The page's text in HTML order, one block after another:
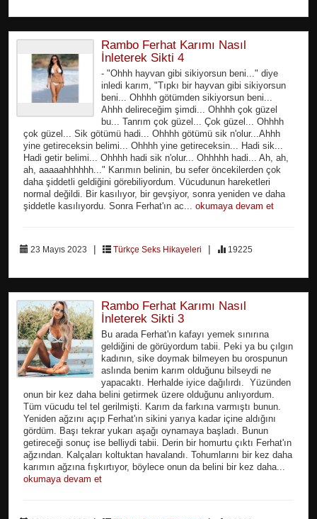
Rambo Ferhat Karımı Nasıl
İnleterek Sikti 4
- "Ohhh hayvan gibi sikiyorsun beni..." diye
inledi karım, "Tıpkı bir hayvan gibi sikiyorsun
beni... Ohhhh götümden sikiyorsun beni...
Ahhh delireceğim şimdi... Ohhhh çok güzel
bu... Tanrım çok güzel... Çok güzel... Ohhhh
çok güzel... Sik götümü hadi... Ohhhh götümü sik n'olur...Ahhh
yine getireceksin belimi... Ohhhh yine getireceksin... Hadi sik...
Hadi getir belimi... Ohhhh hadi sik n'olur... Ohhhhh hadi... Ah, ah,
ah, aaaaahhhhhh..." Karımın belinin, bu sefer öncekilerden çok
daha şiddetli geldiğini görebiliyordum. Vücudunun hareketleri
normal değildi. Bir kasılıyor, bir gevşiyor, sonra yeniden ve daha
şiddetle kasılıyordu. Sonra Ferhat'ın ac... okumaya devam et
23 Mayıs 2023 | Türkçe Seks Hikayeleri | 19225
Rambo Ferhat Karımı Nasıl
İnleterek Sikti 3
Bu arada Ferhat'ın kafayı yemek sınırına
geldiğini de görüyordum tabii. Peki ya bu çılgın
kadının, sike doymak bilmeyen bu orospunun
aslında benim karım olduğunu bilseydi ne
yapacaktı. Herhalde iyice dağılırdı. Yüzünden
onun bir kez daha belini getirmek üzere olduğunu anlıyordum.
Tüm vücudu tel tel gerilmişti. Karım da farkına varmıştı bunun.
Yeniden ağzını açıp Ferhat'ın sikini yarıya kadar içine aldığını
gördüm. Başı tekrar yukarı aşağı oynamaya başladı. Bunun
getireceği sonuç ise belliydi tabii. Derin bir homurtu çıktı Ferhat'ın
ağzından. Kalçaları koltuktan havalandı. Tohumlarını bir kez daha
karımın ağzına fışkırtıyor, böylece onun da belini bir kez daha...
okumaya devam et